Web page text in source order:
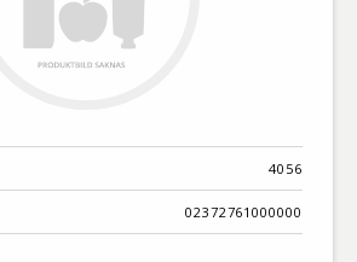
4056
02372761000000